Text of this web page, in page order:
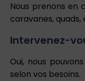
Nous prenons en
caravanes, quads,
Intervenez-
Oui, nous
selon vos besoins.